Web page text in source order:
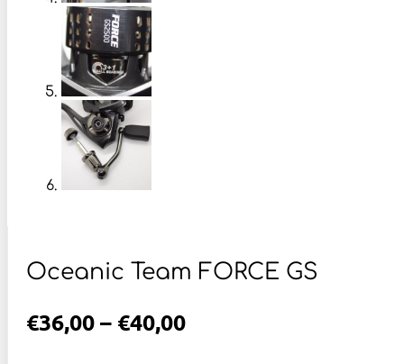
Oceanic Team FORCE GS
€36,00– €40,00Price